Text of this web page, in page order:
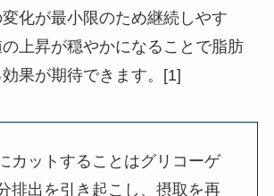
化が最小限のため継続しやす
上昇が穏やかになることで脂肪
果が期待できます。[1]
カットすることはグリコーゲ
排出を引き起こし、摂取を再